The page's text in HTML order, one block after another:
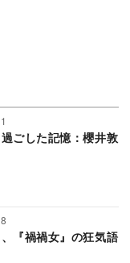
ごした記憶：櫻井敦
『禍禍女』の狂気語